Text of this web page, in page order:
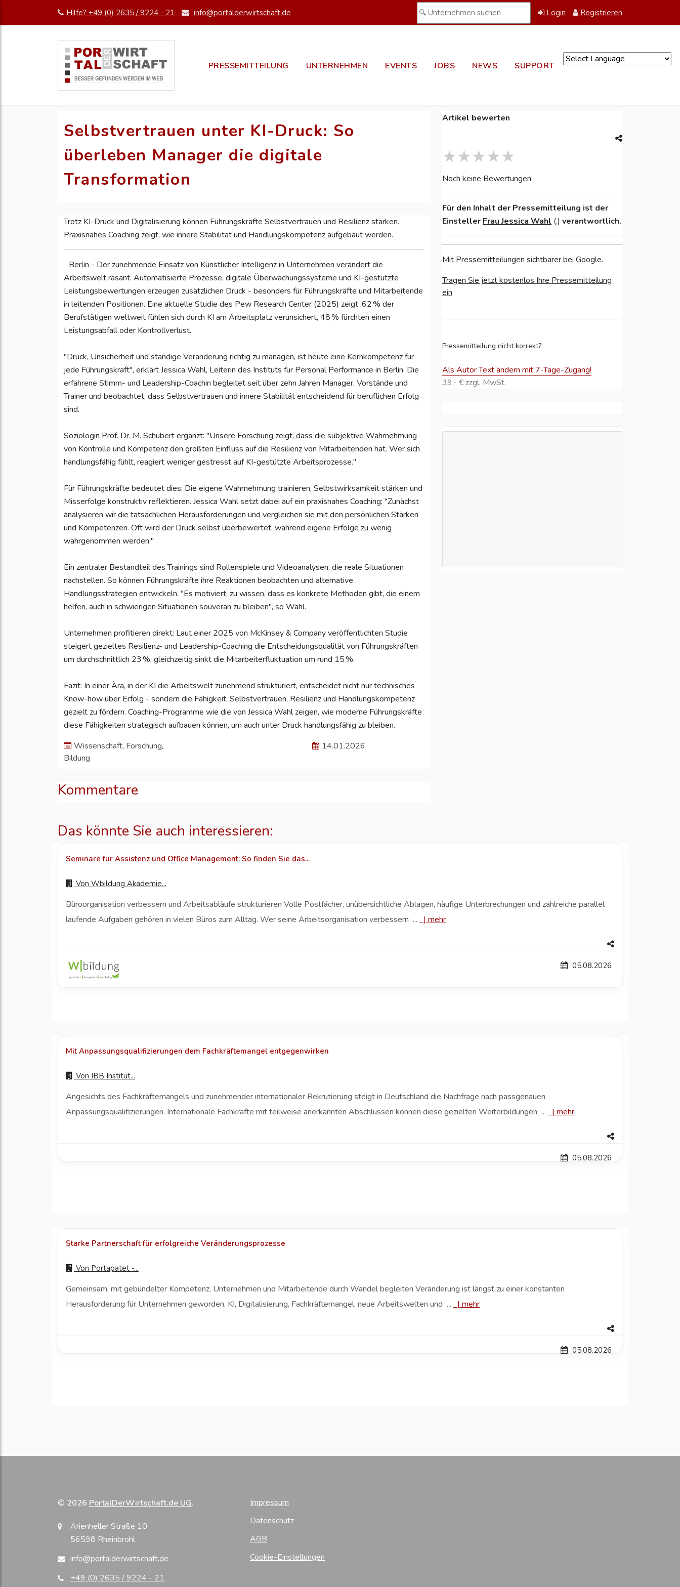
Hilfe? +49 (0) 2635 / 9224 - 21 info@portalderwirtschaft.de Login Registrieren
PRESSEMITTEILUNG UNTERNEHMEN EVENTS JOBS NEWS SUPPORT
Selbstvertrauen unter KI-Druck: So
überleben Manager die digitale
Transformation
Trotz KI-Druck und Digitalisierung können Führungskräfte Selbstvertrauen und Resilienz stärken.
Praxisnahes Coaching zeigt, wie innere Stabilität und Handlungskompetenz aufgebaut werden.
Berlin - Der zunehmende Einsatz von Künstlicher Intelligenz in Unternehmen verändert die
Arbeitswelt rasant. Automatisierte Prozesse, digitale Überwachungssysteme und KI-gestützte
Leistungsbewertungen erzeugen zusätzlichen Druck - besonders für Führungskräfte und Mitarbeitende
in leitenden Positionen. Eine aktuelle Studie des Pew Research Center (2025) zeigt: 62 % der
Berufstätigen weltweit fühlen sich durch KI am Arbeitsplatz verunsichert, 48 % fürchten einen
Leistungsabfall oder Kontrollverlust.
"Druck, Unsicherheit und ständige Veränderung richtig zu managen, ist heute eine Kernkompetenz für
jede Führungskraft", erklärt Jessica Wahl, Leiterin des Instituts für Personal Performance in Berlin. Die
erfahrene Stimm- und Leadership-Coachin begleitet seit über zehn Jahren Manager, Vorstände und
Trainer und beobachtet, dass Selbstvertrauen und innere Stabilität entscheidend für beruflichen Erfolg
sind.
Soziologin Prof. Dr. M. Schubert ergänzt: "Unsere Forschung zeigt, dass die subjektive Wahrnehmung
von Kontrolle und Kompetenz den größten Einfluss auf die Resilienz von Mitarbeitenden hat. Wer sich
handlungsfähig fühlt, reagiert weniger gestresst auf KI-gestützte Arbeitsprozesse."
Für Führungskräfte bedeutet dies: Die eigene Wahrnehmung trainieren, Selbstwirksamkeit stärken und
Misserfolge konstruktiv reflektieren. Jessica Wahl setzt dabei auf ein praxisnahes Coaching: "Zunächst
analysieren wir die tatsächlichen Herausforderungen und vergleichen sie mit den persönlichen Stärken
und Kompetenzen. Oft wird der Druck selbst überbewertet, während eigene Erfolge zu wenig
wahrgenommen werden."
Ein zentraler Bestandteil des Trainings sind Rollenspiele und Videoanalysen, die reale Situationen
nachstellen. So können Führungskräfte ihre Reaktionen beobachten und alternative
Handlungsstrategien entwickeln. "Es motiviert, zu wissen, dass es konkrete Methoden gibt, die einem
helfen, auch in schwierigen Situationen souverän zu bleiben", so Wahl.
Unternehmen profitieren direkt: Laut einer 2025 von McKinsey & Company veröffentlichten Studie
steigert gezieltes Resilienz- und Leadership-Coaching die Entscheidungsqualität von Führungskräften
um durchschnittlich 23 %, gleichzeitig sinkt die Mitarbeiterfluktuation um rund 15 %.
Fazit: In einer Ära, in der KI die Arbeitswelt zunehmend strukturiert, entscheidet nicht nur technisches
Know-how über Erfolg - sondern die Fähigkeit, Selbstvertrauen, Resilienz und Handlungskompetenz
gezielt zu fördern. Coaching-Programme wie die von Jessica Wahl zeigen, wie moderne Führungskräfte
diese Fähigkeiten strategisch aufbauen können, um auch unter Druck handlungsfähig zu bleiben.
Wissenschaft, Forschung,
Bildung
14.01.2026
Kommentare
Artikel bewerten
Noch keine Bewertungen
Für den Inhalt der Pressemitteilung ist der
Einsteller Frau Jessica Wahl (.) verantwortlich.
Mit Pressemitteilungen sichtbarer bei Google.
Tragen Sie jetzt kostenlos Ihre Pressemitteilung
ein
Pressemitteilung nicht korrekt?
Als Autor Text ändern mit 7-Tage-Zugang!
39,- € zzgl. MwSt.
Das könnte Sie auch interessieren:
Seminare für Assistenz und Office Management: So finden Sie das...
Von Wbildung Akademie...
Büroorganisation verbessern und Arbeitsabläufe strukturieren Volle Postfächer, unübersichtliche Ablagen, häufige Unterbrechungen und zahlreiche parallel
laufende Aufgaben gehören in vielen Büros zum Alltag. Wer seine Arbeitsorganisation verbessern ... |mehr
05.08.2026
Mit Anpassungsqualifizierungen dem Fachkräftemangel entgegenwirken
Von IBB Institut...
Angesichts des Fachkräftemangels und zunehmender internationaler Rekrutierung steigt in Deutschland die Nachfrage nach passgenauen
Anpassungsqualifizierungen. Internationale Fachkräfte mit teilweise anerkannten Abschlüssen können diese gezielten Weiterbildungen ... |mehr
05.08.2026
Starke Partnerschaft für erfolgreiche Veränderungsprozesse
Von Portapatet -...
Gemeinsam, mit gebündelter Kompetenz, Unternehmen und Mitarbeitende durch Wandel begleiten Veränderung ist längst zu einer konstanten
Herausforderung für Unternehmen geworden. KI, Digitalisierung, Fachkräftemangel, neue Arbeitswelten und ... |mehr
05.08.2026
© 2026 PortalDerWirtschaft.de UG.
Arienheller Straße 10
56598 Rheinbrohl
info@portalderwirtschaft.de
+49 (0) 2635 / 9224 - 21
Impressum
Datenschutz
AGB
Cookie-Einstellungen